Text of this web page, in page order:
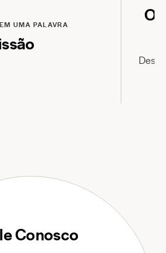
UMA PALAVRA O
Conosco